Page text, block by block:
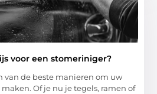
voor een stomeriniger?
van de beste manieren om uw
Of je nu je tegels, ramen of